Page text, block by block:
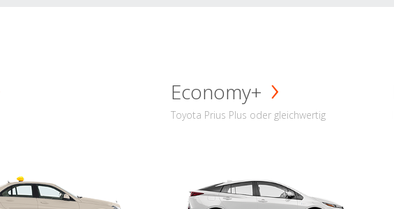
Economy+
Toyota Prius Plus oder gleichwertig